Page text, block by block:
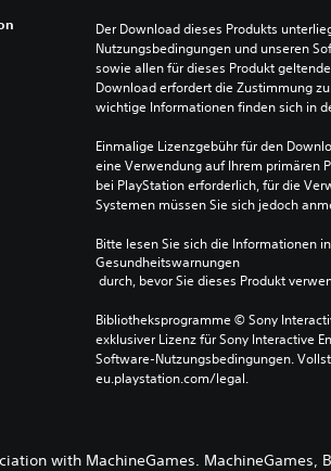
Der Download dieses Produkts
Nutzungsbedingungen und unseren
sowie allen für dieses Produkt
Download erfordert die Zustimmung
wichtige Informationen finden sich in
Einmalige Lizenzgebühr für den
eine Verwendung auf Ihrem primären
bei PlayStation erforderlich, für die
Systemen müssen Sie sich jedoch
Bitte lesen Sie sich die Informationen
Gesundheitswarnungen
durch, bevor Sie dieses Produkt
Bibliotheksprogramme © Sony
exklusiver Lizenz für Sony Interactive
Software-Nutzungsbedingungen.
eu.playstation.com/legal.
with MachineGames.